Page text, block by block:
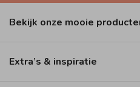
Bekijk onze mooie
Extra’s & inspiratie